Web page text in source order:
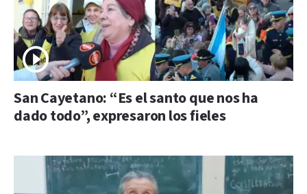
San Cayetano: “Es el santo que nos ha
dado todo”, expresaron los fieles